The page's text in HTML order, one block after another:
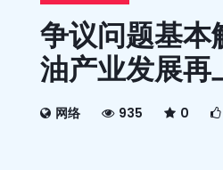
争议问题基本
油产业发展再
网络 935 0